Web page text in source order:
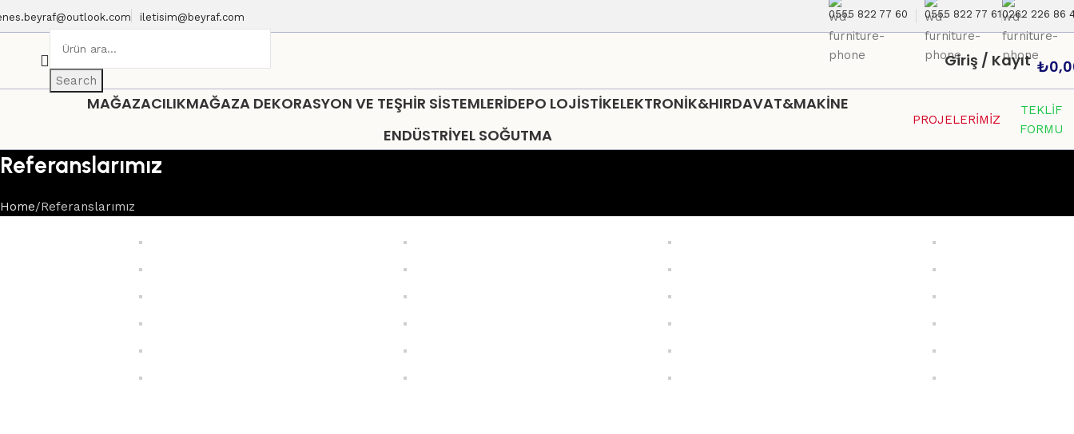
iletisim@beyraf.com 0555 822 77 60 0555 822 77 610262 226 86
Search
Giriş / Kayıt ₺
MAĞAZACILIKMAĞAZA DEKORASYON VE TEŞHİR SİSTEMLERİDEPO LOJİSTİKELEKTRONİK&HIRDAVAT&MAKİNE
ENDÜSTRİYEL SOĞUTMA
PROJELERİMİZ
TEKLİF
FORMU
Referanslarımız
Home Referanslarımız